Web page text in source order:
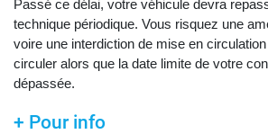
Passé ce délai, votre véhicule devra
technique périodique. Vous risquez une
voire une interdiction de mise en
circuler alors que la date limite de votre
dépassée.
+ Pour info